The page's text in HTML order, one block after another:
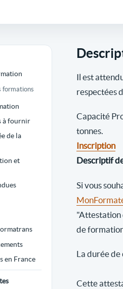
formations
à fournir
de la
et
en France
Il est
respectées
Capacité
tonnes.
Inscription
Descriptif
Si vous
"Attestation
de
La durée
Cette